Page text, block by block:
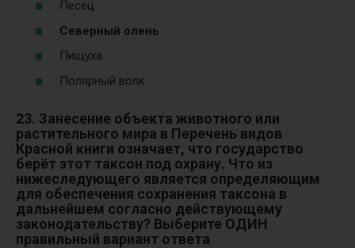
Песец
Северный олень
Пищуха
Полярный волк
23. Занесение объекта животного или
растительного мира в Перечень видов
Красной книги означает, что государство
берёт этот таксон под охрану. Что из
нижеследующего является определяющим
для обеспечения сохранения таксона в
дальнейшем согласно действующему
законодательству? Выберите ОДИН
правильный вариант ответа